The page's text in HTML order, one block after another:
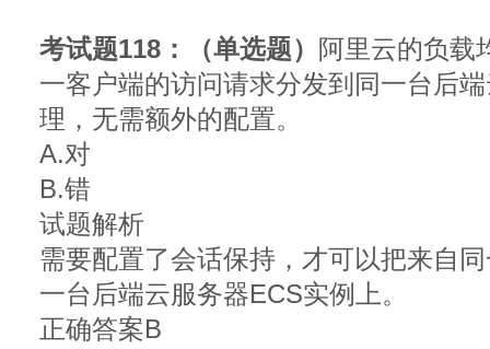
考试题118：（单选题）
阿里云的负载
一客户端的访问请求分发到同一台后
理，无需额外的配置。
A.对
B.错
试题解析
需要配置了会话保持，才可以把来自
一台后端云服务器ECS实例上。
正确答案B